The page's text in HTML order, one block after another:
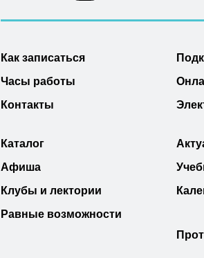
Как записаться
Часы работы
Контакты
Каталог
Афиша
Клубы и лектории
Равные возможности